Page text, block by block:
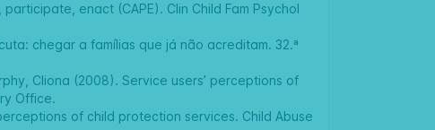
enact (CAPE). Clin Child Fam Psychol
chegar a famílias que já não acreditam. 32.ª
Cliona (2008). Service users’ perceptions of
Office.
of child protection services. Child Abuse